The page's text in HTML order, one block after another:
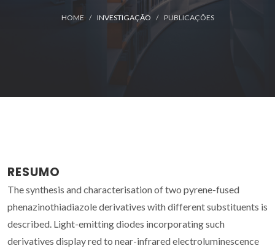
HOME INVESTIGAÇÃO PUBLICAÇÕES
RESUMO
The synthesis and characterisation of two pyrene-fused
phenazinothiadiazole derivatives with different substituents is
described. Light-emitting diodes incorporating such
derivatives display red to near-infrared electroluminescence